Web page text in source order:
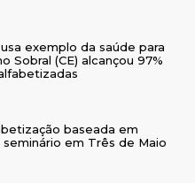
exemplo da saúde para
Sobral (CE) alcançou 97%
baseada em
seminário em Três de Maio